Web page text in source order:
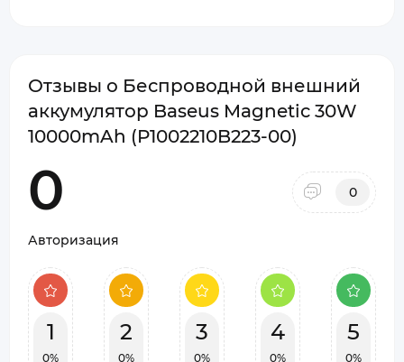
Отзывы о Беспроводной внешний
аккумулятор Baseus Magnetic 30W
10000mAh (P1002210B223-00)
0 0
Авторизация
1
0%
2
0%
3
0%
4
0%
5
0%